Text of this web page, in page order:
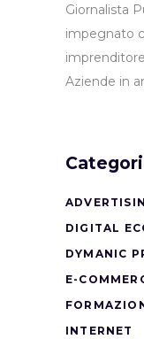
Giornalista
impegnato
Aziende in
DIGITAL
DYMANIC
E-
INTERNET